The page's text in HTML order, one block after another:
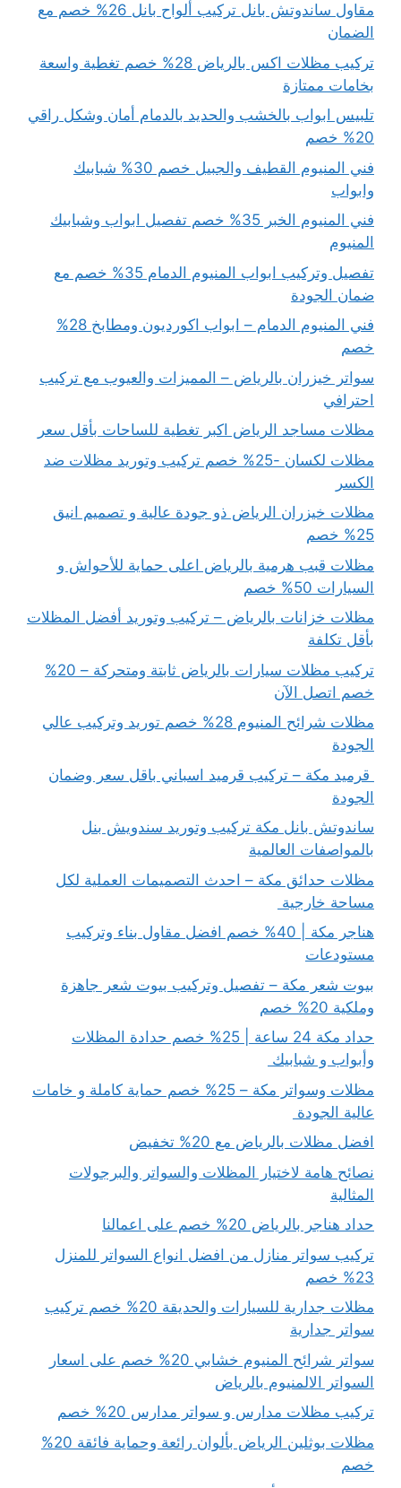
مقاول ساندوتش بانل تركيب ألواح بانل 26% خصم مع
الضمان
تركيب مظلات اكس بالرياض 28% خصم تغطية واسعة
بخامات ممتازة
تلبيس ابواب بالخشب والحديد بالدمام أمان وشكل راقي
20% خصم
فني المنيوم القطيف والجبيل خصم 30% شبابيك
وابواب
فني المنيوم الخبر 35% خصم تفصيل ابواب وشبابيك
المنيوم
تفصيل وتركيب ابواب المنيوم الدمام 35% خصم مع
ضمان الجودة
فني المنيوم الدمام – ابواب اكورديون ومطابخ 28%
خصم
سواتر خيزران بالرياض – المميزات والعيوب مع تركيب
احترافي
مظلات مساجد الرياض اكبر تغطية للساحات بأقل سعر
مظلات لكسان -25% خصم تركيب وتوريد مظلات ضد
الكسر
مظلات خيزران الرياض ذو جودة عالية و تصميم انيق
25% خصم
مظلات قبب هرمية بالرياض اعلى حماية للأحواش و
السيارات 50% خصم
مظلات خزانات بالرياض – تركيب وتوريد أفضل المظلات
بأقل تكلفة
تركيب مظلات سيارات بالرياض ثابتة ومتحركة – 20%
خصم اتصل الآن
مظلات شرائح المنيوم 28% خصم توريد وتركيب عالي
الجودة
قرميد مكة – تركيب قرميد اسباني باقل سعر وضمان
الجودة
ساندوتش بانل مكة تركيب وتوريد سندويش بنل
بالمواصفات العالمية
مظلات حدائق مكة – احدث التصميمات العملية لكل
مساحة خارجية
هناجر مكة | 40% خصم افضل مقاول بناء وتركيب
مستودعات
بيوت شعر مكة – تفصيل وتركيب بيوت شعر جاهزة
وملكية 20% خصم
حداد مكة 24 ساعة | 25% خصم حدادة المظلات
وأبواب و شبابيك
مظلات وسواتر مكة – 25% خصم حماية كاملة و خامات
عالية الجودة
افضل مظلات بالرياض مع 20% تخفيض
نصائح هامة لاختيار المظلات والسواتر والبرجولات
المثالية
حداد هناجر بالرياض 20% خصم على اعمالنا
تركيب سواتر منازل من افضل انواع السواتر للمنزل
23% خصم
مظلات جدارية للسيارات والحديقة 20% خصم تركيب
سواتر جدارية
سواتر شرائح المنيوم خشابي 20% خصم على اسعار
السواتر الالمنيوم بالرياض
تركيب مظلات مدارس و سواتر مدارس 20% خصم
مظلات بوثلين الرياض بألوان رائعة وحماية فائقة 20%
خصم